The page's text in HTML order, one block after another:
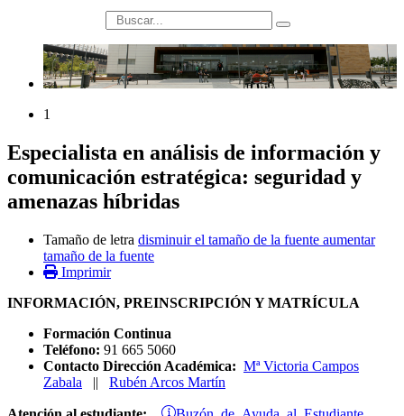
búsqueda
1
Especialista en análisis de información y
comunicación estratégica: seguridad y
amenazas híbridas
Tamaño de letra disminuir el tamaño de la fuente aumentar
tamaño de la fuente
Imprimir
INFORMACIÓN, PREINSCRIPCIÓN Y MATRÍCULA
Formación Continua
Teléfono: 91 665 5060
Contacto Dirección Académica: Mª Victoria Campos
Zabala || Rubén Arcos Martín
Buzón de Ayuda al Estudiante